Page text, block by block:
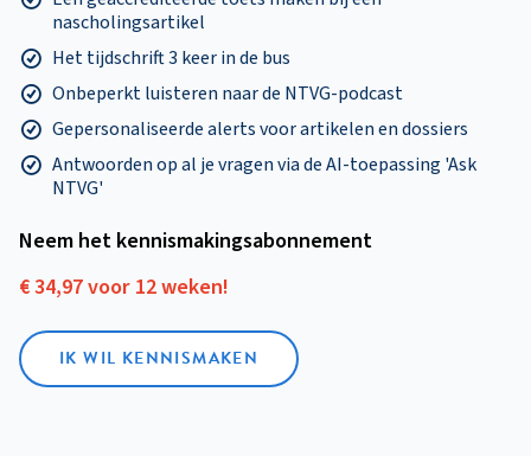
nascholingsartikel
Het tijdschrift 3 keer in de bus
Onbeperkt luisteren naar de NTVG-podcast
Gepersonaliseerde alerts voor artikelen en dossiers
Antwoorden op al je vragen via de AI-toepassing 'Ask
NTVG'
Neem het kennismakings­abonnement
€ 34,97 voor 12 weken!
IK WIL KENNISMAKEN